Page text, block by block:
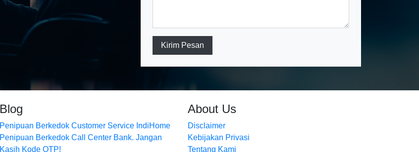
Kirim Pesan
Blog
Penipuan Berkedok Customer Service IndiHome
Penipuan Berkedok Call Center Bank. Jangan
Kasih Kode OTP!
About Us
Disclaimer
Kebijakan Privasi
Tentang Kami